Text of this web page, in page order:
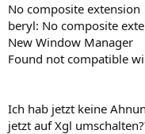
No composite extension
beryl: No composite
New Window Manager
Found not compatible
Ich hab jetzt keine
jetzt auf Xgl